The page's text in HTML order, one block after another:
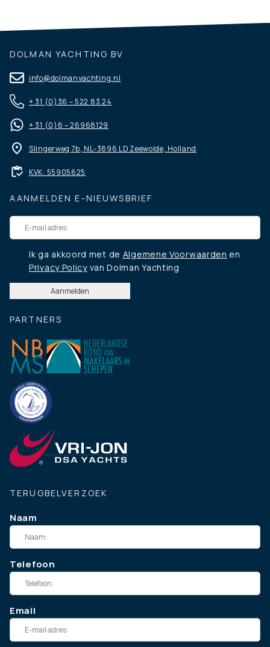
DOLMAN YACHTING BV
info@dolmanyachting.nl
+ 31 (0)36 – 522 83 24
+ 31 (0)6 – 26968129
Slingerweg 7b, NL-3896 LD Zeewolde, Holland
KVK: 55905625
AANMELDEN E-NIEUWSBRIEF
Ik ga akkoord met de Algemene Voorwaarden en
Privacy Policyvan Dolman Yachting
TERUGBELVERZOEK
Naam
Telefoon
Email
PARTNERS